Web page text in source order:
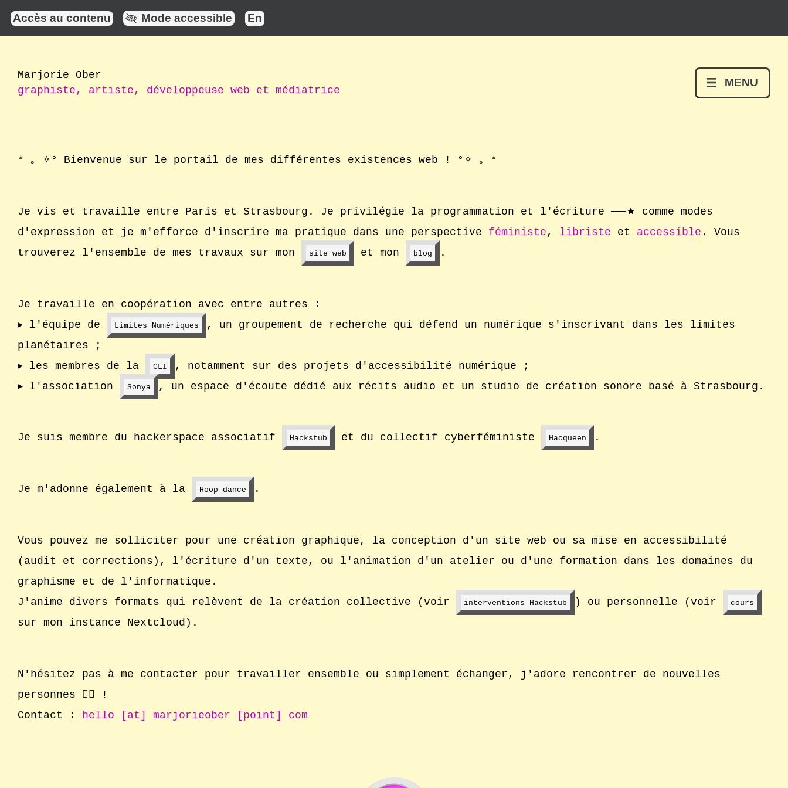
Accès au contenu Mode accessible EnGlish
MENU
Marjorie Ober
graphiste, artiste, développeuse web et médiatrice
* ｡ ✧° Bienvenue sur le portail de mes différentes existences web ! °✧ ｡ *
Je vis et travaille entre Paris et Strasbourg. Je privilégie la programmation et l'écriture──★ comme modes
d'expression et je m'efforce d'inscrire ma pratique dans une perspective féministe, libriste et accessible . Vous
trouverez l'ensemble de mes travaux sur mon
site web et mon blog .
Je travaille en coopération avec entre autres :
▸ l'équipe de Limites Numériques – Nouvelle fenêtre
, un groupement de recherche qui défend un numérique s'inscrivant dans les limites
planétaires ;
▸ les membres de la CLI – Nouvelle fenêtre
, notamment sur des projets d'accessibilité numérique ;
▸ l'association Sonya – Nouvelle fenêtre
, un espace d'écoute dédié aux récits audio et un studio de création sonore basé à Strasbourg.
Je suis membre du hackerspace associatif Hackstub – Nouvelle fenêtre
et du collectif cyberféministe Hacqueen .
Je m'adonne également à la Hoop dance .
Vous pouvez me solliciter pour une création graphique, la conception d'un site web ou sa mise en accessibilité
(audit et corrections), l'écriture d'un texte, ou l'animation d'un atelier ou d'une formation dans les domaines du
graphisme et de l'informatique.
J'anime divers formats qui relèvent de la création collective (voir
interventions Hackstub – Nouvelle fenêtre
) ou personnelle (voir cours
sur mon instance Nextcloud).
N'hésitez pas à me contacter pour travailler ensemble ou simplement échanger, j'adore rencontrer de nouvelles
personnes 🧙‍♀️
!
Contact : hello [at] marjorieober [point] com